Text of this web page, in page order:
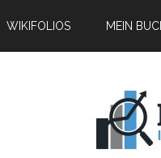
WIKIFOLIOS MEIN